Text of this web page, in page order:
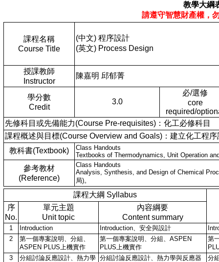
教學大綱
請遵守智慧財產權，
課程名稱
Course Title
(中文) 程序設計
(英文) Process Design
授課教師
Instructor
陳嘉明 邱郁菁
學分數
Credit
3.0
必/選修
core
required/
先修科目或先備能力(Course Pre-requisites)：化工必修科目
課程概述與目標(Course Overview and Goals)：建立化工程
教科書(Textbook)
Class Handouts
Textbooks of Thermodynamics, Unit Operation
參考教材
(Reference)
Class Handouts
Analysis, Synthesis, and Design of Chemical
局)。
課程大綱 Syllabus
序
No.
單元主題
Unit topic
內容綱要
Content summary
1 Introduction Introduction、安全與設計
2
第一個專案說明、分組、
ASPEN PLUS上機實作
第一個專案說明、分組、ASPEN
PLUS上機實作
第
3
分組討論反應設計、熱力學 分組討論反應設計、熱力學與反應器 分